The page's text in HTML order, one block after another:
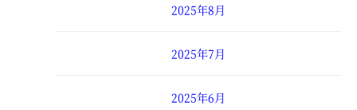
2025年8月
2025年7月
2025年6月